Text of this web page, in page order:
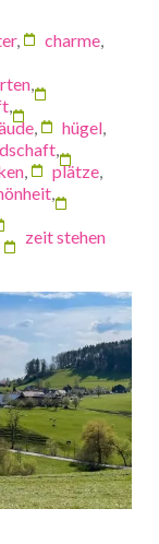
, charme,
,
,
, hügel,
,
, plätze,
,
zeit stehen